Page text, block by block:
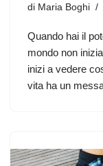
di Maria Boghi
Quando hai il
mondo non
inizi a vedere
vita ha un